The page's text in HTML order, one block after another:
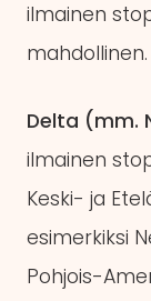
ilmainen
mahdollinen.
Delta (mm.
ilmainen
Keski- ja
esimerkiksi
Pohjois-